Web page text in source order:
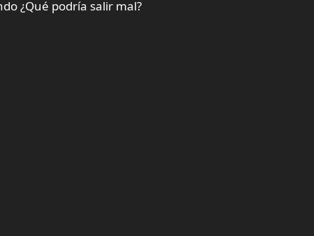
¿Qué podría salir mal?